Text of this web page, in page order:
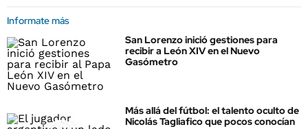
Informate más
San Lorenzo inició gestiones para
recibir a León XIV en el Nuevo
Gasómetro
Más allá del fútbol: el talento oculto de
Nicolás Tagliafico que pocos conocían